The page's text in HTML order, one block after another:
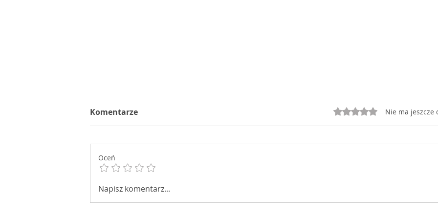
Chwalimy się!
KRS, ale wkrótce się to
Komentarze Oceniono na 0 z 5Nie ma jeszcze
Oceń
Napisz komentarz...